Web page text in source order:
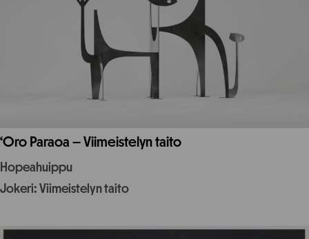
‘Oro Paraoa – Viimeistelyn taito
Hopeahuippu
Jokeri: Viimeistelyn taito